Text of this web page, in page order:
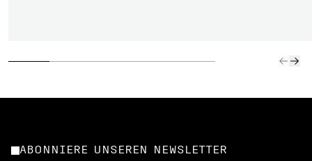
ABONNIERE UNSEREN NEWSLETTER